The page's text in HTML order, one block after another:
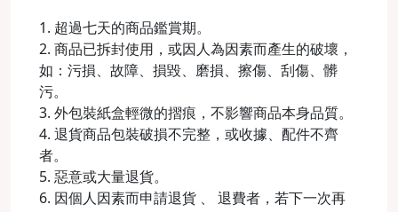
1. 超過七天的商品鑑賞期。
2. 商品已拆封使用，或因人為因素而產生的破壞，
如：污損、故障、損毀、磨損、擦傷、刮傷、髒
污。
3. 外包裝紙盒輕微的摺痕，不影響商品本身品質。
4. 退貨商品包裝破損不完整，或收據、配件不齊
者。
5. 惡意或大量退貨。
6. 因個人因素而申請退貨 、 退費者，若下一次再